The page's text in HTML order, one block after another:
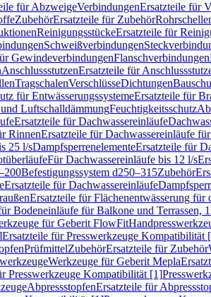
für AbzweigeVerbindungenErsatzteile für
ZubehörErsatzteile für Zubehör
ReinigungsstückeErsatzteile für
Schweißverbindungen
GewindeverbindungenFlanschverbindungen
AnschlussstutzenErsatzteile für
TragschalenVerschlüsseDichtungen
für EntwässerungssystemeErsatzteile für
LuftschalldämmungFeuchtigkeitsschutz
Ersatzteile für Dachwassereinläufe
RinnenErsatzteile für Dachwassereinläufe
25 l/sDampfsperrenelementeErsatzteile für
Für Dachwassereinläufe bis 12 l/s
Befestigungssystem d250–315Zubehör
Ersatzteile für Dachwassereinläufe
Ersatzteile für Flächenentwässerung für
Bodeneinläufe für Balkone und Terrassen,
für Geberit FlowFit
Ersatzteile für Presswerkzeuge Kompatibilität
PrüfmittelZubehörErsatzteile für Zubehör
Werkzeuge für Geberit Mepla
Presswerkzeuge Kompatibilität [1]
AbpressstopfenErsatzteile für